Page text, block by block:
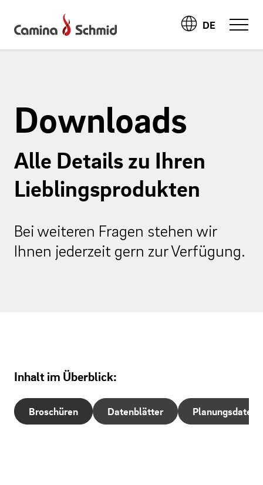
DE
Downloads
Alle Details zu Ihren
Lieblingsprodukten
Bei weiteren Fragen stehen wir
Ihnen jederzeit gern zur Verfügung.
Inhalt im Überblick:
Broschüren Datenblätter Planungsdaten